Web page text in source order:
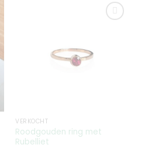
Toevoegen
VERKOCHT
Roodgouden ring met
Rubelliet